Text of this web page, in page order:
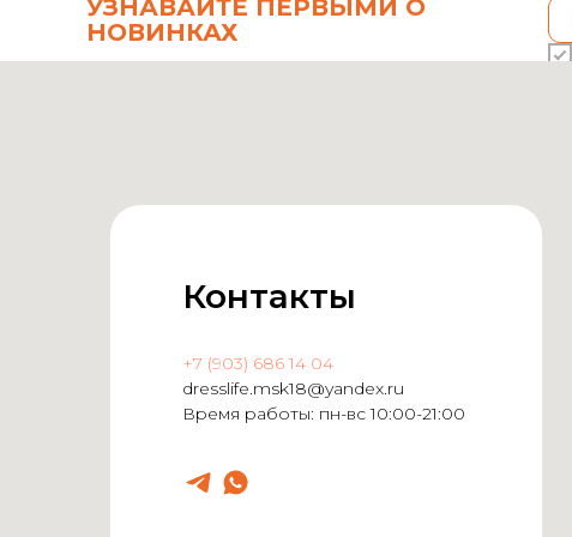
УЗНАВАЙТЕ ПЕРВЫМИ О
НОВИНКАХ
Контакты
+7 (903) 686 14 04
dresslife.msk18@yandex.ru
Время работы: пн-вс 10:00-21:00